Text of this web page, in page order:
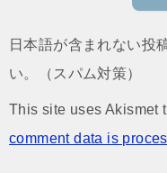
日本語が含まれない投
い。（スパム対策）
This site uses Akismet
comment data is